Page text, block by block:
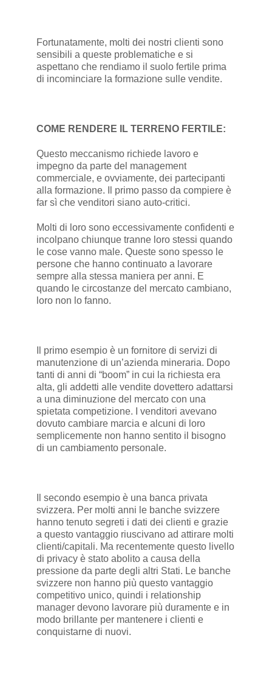
Fortunatamente, molti dei nostri clienti sono
sensibili a queste problematiche e si
aspettano che rendiamo il suolo fertile prima
di incominciare la formazione sulle vendite.
COME RENDERE IL TERRENO FERTILE:
Questo meccanismo richiede lavoro e
impegno da parte del management
commerciale, e ovviamente, dei partecipanti
alla formazione. Il primo passo da compiere è
far sì che venditori siano auto-critici.
Molti di loro sono eccessivamente confidenti e
incolpano chiunque tranne loro stessi quando
le cose vanno male. Queste sono spesso le
persone che hanno continuato a lavorare
sempre alla stessa maniera per anni. E
quando le circostanze del mercato cambiano,
loro non lo fanno.
Il primo esempio è un fornitore di servizi di
manutenzione di un’azienda mineraria. Dopo
tanti di anni di “boom” in cui la richiesta era
alta, gli addetti alle vendite dovettero adattarsi
a una diminuzione del mercato con una
spietata competizione. I venditori avevano
dovuto cambiare marcia e alcuni di loro
semplicemente non hanno sentito il bisogno
di un cambiamento personale.
Il secondo esempio è una banca privata
svizzera. Per molti anni le banche svizzere
hanno tenuto segreti i dati dei clienti e grazie
a questo vantaggio riuscivano ad attirare molti
clienti/capitali. Ma recentemente questo livello
di privacy è stato abolito a causa della
pressione da parte degli altri Stati. Le banche
svizzere non hanno più questo vantaggio
competitivo unico, quindi i relationship
manager devono lavorare più duramente e in
modo brillante per mantenere i clienti e
conquistarne di nuovi.